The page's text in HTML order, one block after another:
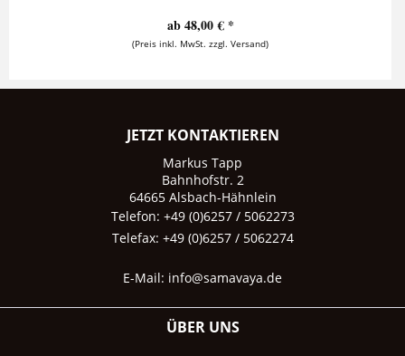
ab 48,00 € *
(Preis inkl. MwSt. zzgl. Versand)
JETZT KONTAKTIEREN
Markus Tapp
Bahnhofstr. 2
64665 Alsbach-Hähnlein
Telefon: +49 (0)6257 / 5062273
Telefax: +49 (0)6257 / 5062274
E-Mail: info@samavaya.de
ÜBER UNS